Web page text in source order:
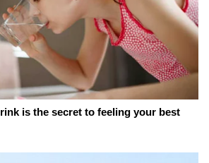
is the secret to feeling your best